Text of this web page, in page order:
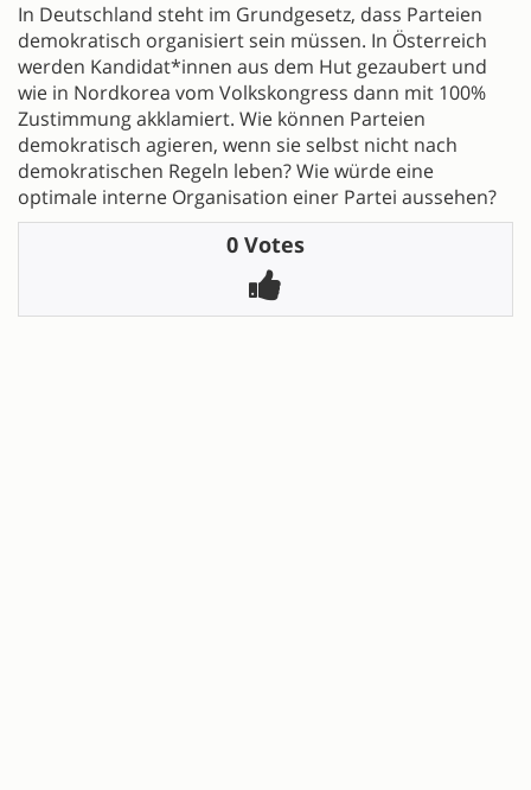
In Deutschland steht im Grundgesetz, dass Parteien
demokratisch organisiert sein müssen. In Österreich
werden Kandidat*innen aus dem Hut gezaubert und
wie in Nordkorea vom Volkskongress dann mit 100%
Zustimmung akklamiert. Wie können Parteien
demokratisch agieren, wenn sie selbst nicht nach
demokratischen Regeln leben? Wie würde eine
optimale interne Organisation einer Partei aussehen?
0 Votes